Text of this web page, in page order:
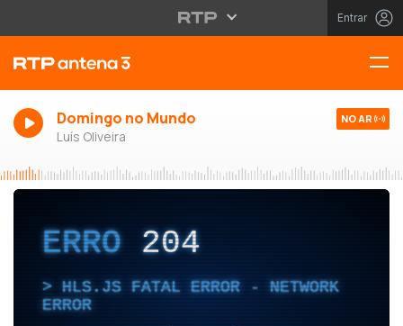
Entrar
Domingo no Mundo
Luís Oliveira
NO AR